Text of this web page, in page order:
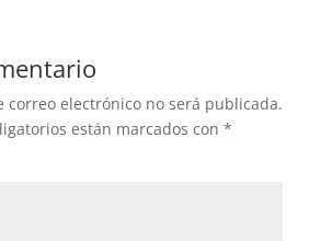
correo electrónico no será publicada.
están marcados con *